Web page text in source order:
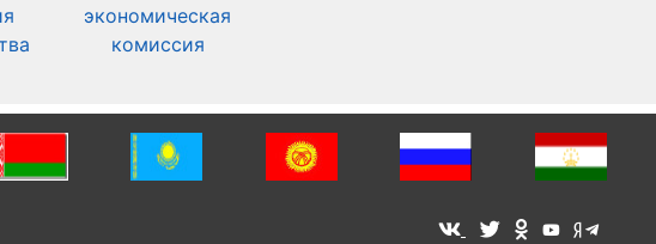
экономическая
комиссия